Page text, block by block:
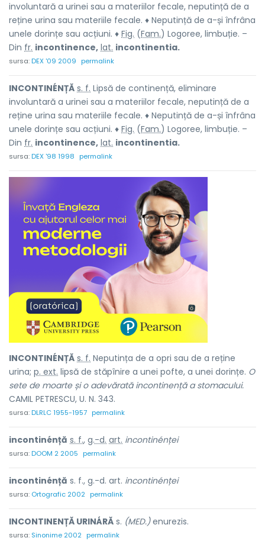
involuntară a urinei sau a materiilor fecale, neputință de a
reține urina sau materiile fecale. ♦ Neputință de a-și înfrâna
unele dorințe sau acțiuni. ♦ Fig. (Fam.) Logoree, limbuție. –
Din fr. incontinence, lat. incontinentia.
sursa:DEX '09 2009 permalink
INCONTINÉNȚĂ s. f. Lipsă de continență, eliminare
involuntară a urinei sau a materiilor fecale, neputință de a
reține urina sau materiile fecale. ♦ Neputință de a-și înfrâna
unele dorințe sau acțiuni. ♦ Fig. (Fam.) Logoree, limbuție. –
Din fr. incontinence, lat. incontinentia.
sursa:DEX '98 1998 permalink
INCONTINÉNȚĂ s. f. Neputința de a opri sau de a reține
urina; p. ext. lipsă de stăpînire a unei pofte, a unei dorințe. O
sete de moarte și o adevărată incontinență a stomacului.
CAMIL PETRESCU, U. N. 343.
sursa:DLRLC 1955-1957 permalink
incontinénță s. f., g.-d. art. incontinénței
sursa:DOOM 2 2005 permalink
incontinénță s. f., g.-d. art. incontinénței
sursa: Ortografic 2002 permalink
INCONTINENȚĂ URINÁRĂ s. (MED.)enurezis.
sursa: Sinonime 2002 permalink